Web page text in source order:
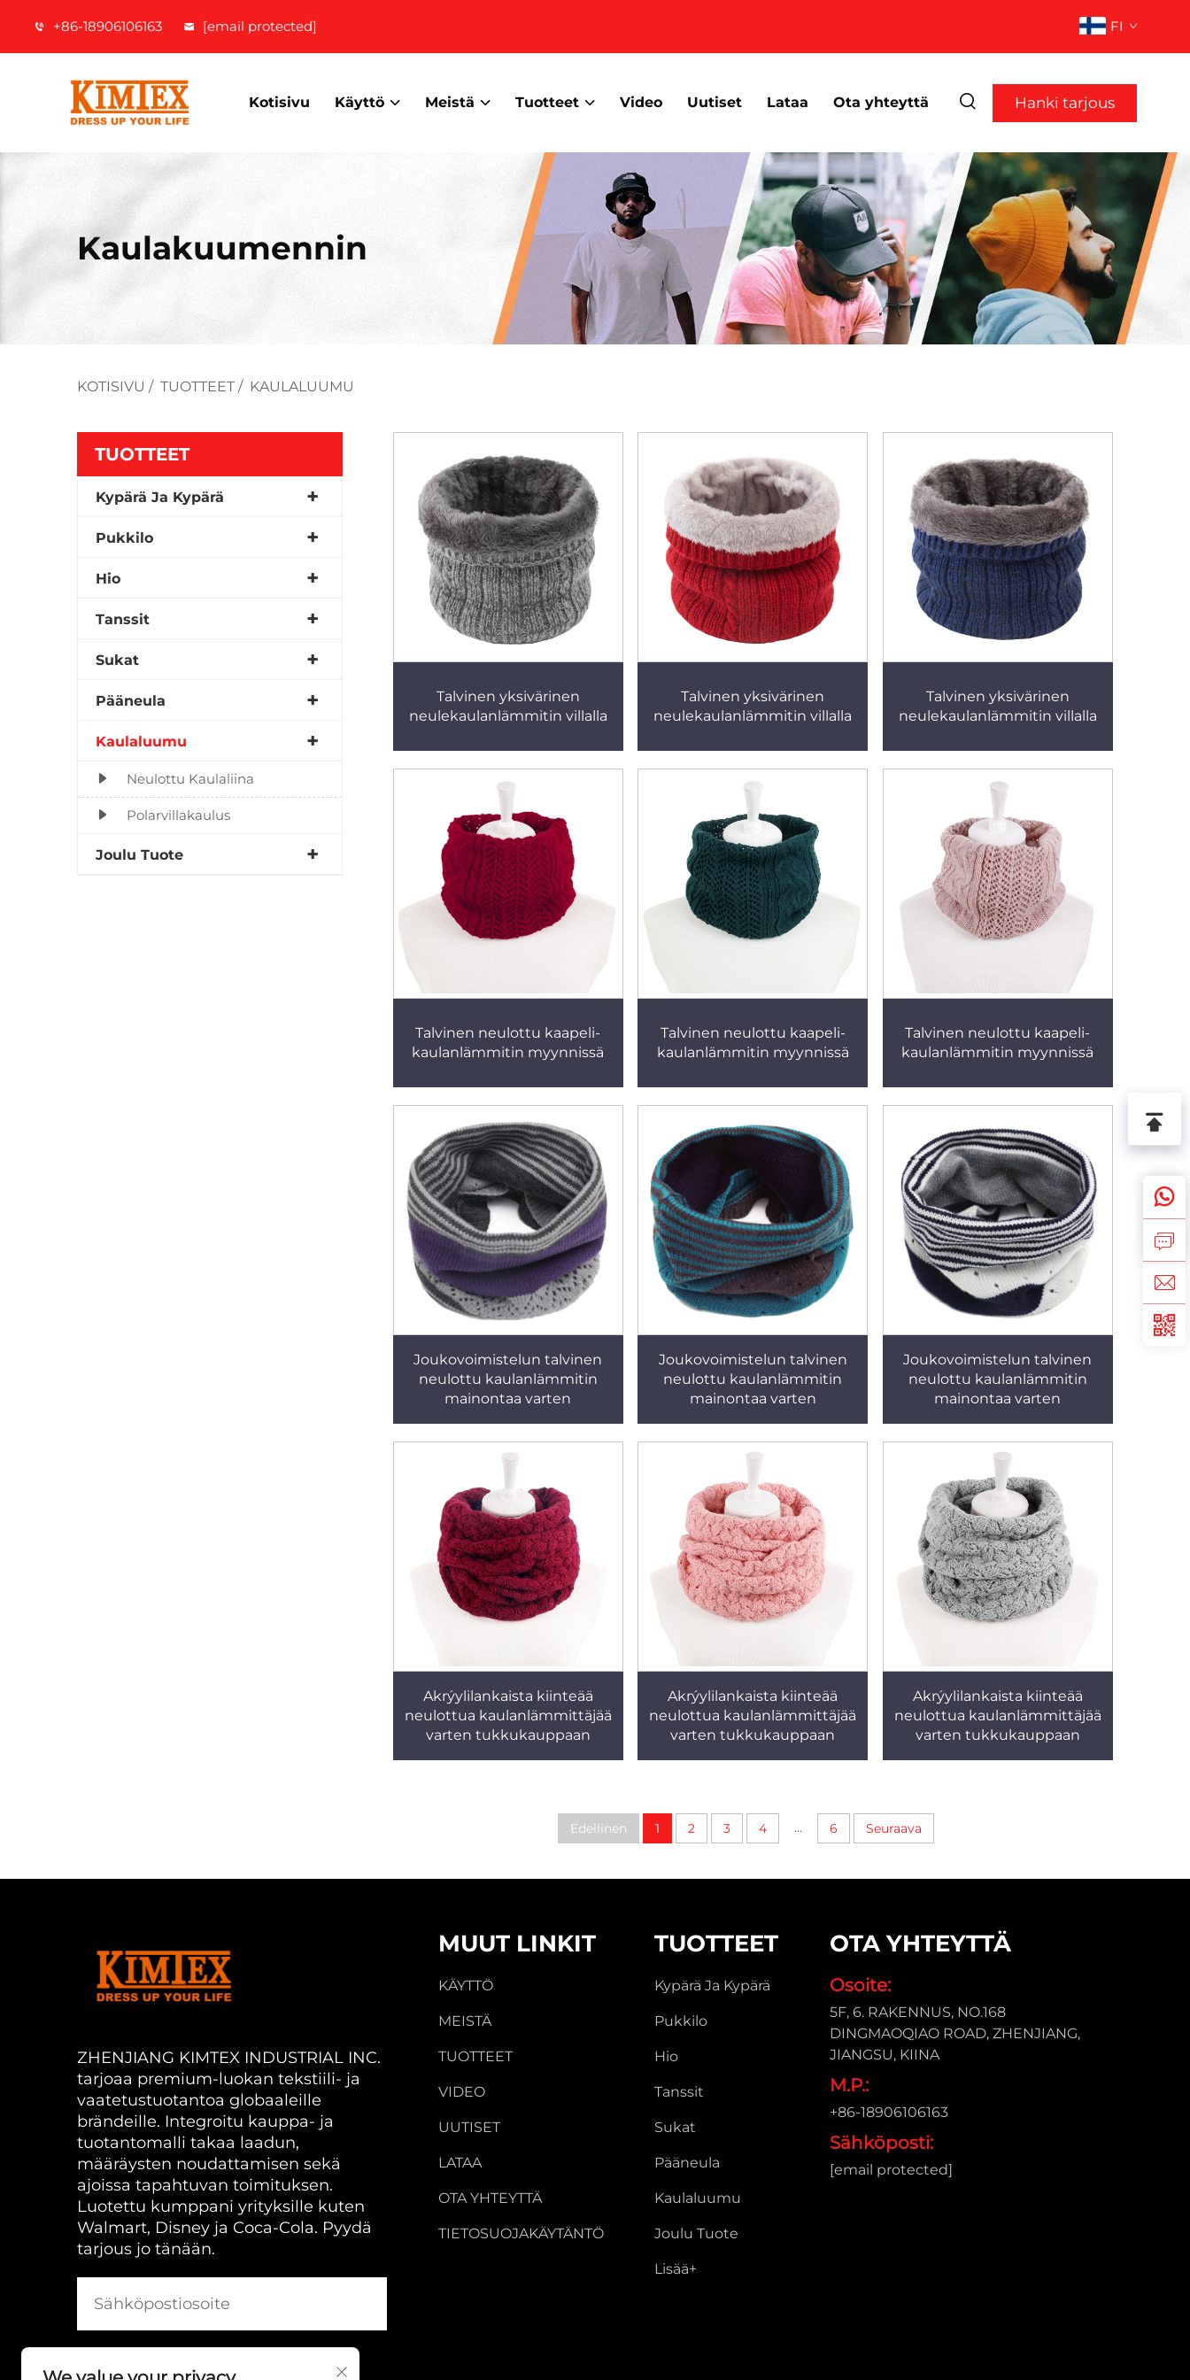
+86-18906106163 [email protected] FI
Kotisivu Käyttö Meistä Tuotteet Video Uutiset Lataa Ota yhteyttä Hanki tarjous
Kaulakuumennin
KOTISIVU / TUOTTEET / KAULALUUMU
TUOTTEET
Kypärä Ja Kypärä
Pukkilo
Hio
Tanssit
Sukat
Pääneula
Kaulaluumu
Neulottu Kaulaliina
Polarvillakaulus
Joulu Tuote
Talvinen yksivärinen
neulekaulanlämmitin villalla
Talvinen yksivärinen
neulekaulanlämmitin villalla
Talvinen yksivärinen
neulekaulanlämmitin villalla
Talvinen neulottu kaapeli-
kaulanlämmitin myynnissä
Talvinen neulottu kaapeli-
kaulanlämmitin myynnissä
Talvinen neulottu kaapeli-
kaulanlämmitin myynnissä
Joukovoimistelun talvinen
neulottu kaulanlämmitin
mainontaa varten
Joukovoimistelun talvinen
neulottu kaulanlämmitin
mainontaa varten
Joukovoimistelun talvinen
neulottu kaulanlämmitin
mainontaa varten
Akrýylilankaista kiinteää
neulottua kaulanlämmittäjää
varten tukkukauppaan
Akrýylilankaista kiinteää
neulottua kaulanlämmittäjää
varten tukkukauppaan
Akrýylilankaista kiinteää
neulottua kaulanlämmittäjää
varten tukkukauppaan
Edellinen 1 2 3 4 ... 6 Seuraava
ZHENJIANG KIMTEX INDUSTRIAL INC.
tarjoaa premium-luokan tekstiili- ja
vaatetustuotantoa globaaleille
brändeille. Integroitu kauppa- ja
tuotantomalli takaa laadun,
määräysten noudattamisen sekä
ajoissa tapahtuvan toimituksen.
Luotettu kumppani yrityksille kuten
Walmart, Disney ja Coca-Cola. Pyydä
tarjous jo tänään.
MUUT LINKIT
KÄYTTÖ
MEISTÄ
TUOTTEET
VIDEO
UUTISET
LATAA
OTA YHTEYTTÄ
TIETOSUOJAKÄYTÄNTÖ
TUOTTEET
Kypärä Ja Kypärä
Pukkilo
Hio
Tanssit
Sukat
Pääneula
Kaulaluumu
Joulu Tuote
Lisää+
OTA YHTEYTTÄ
Osoite:
5F, 6. RAKENNUS, NO.168
DINGMAOQIAO ROAD, ZHENJIANG,
JIANGSU, KIINA
M.P.:
+86-18906106163
Sähköposti:
[email protected]